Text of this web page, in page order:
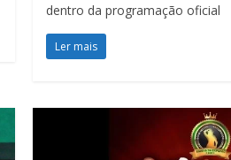
dentro da programação oficial
Ler mais